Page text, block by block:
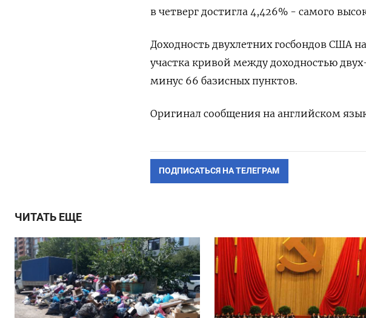
в четверг достигла 4,426% - самого
Доходность двухлетних госбондов США
участка кривой между доходностью
минус 66 базисных пунктов.
Оригинал сообщения на английском
ПОДПИСАТЬСЯ НА ТЕЛЕГРАМ
ЧИТАТЬ ЕЩЕ